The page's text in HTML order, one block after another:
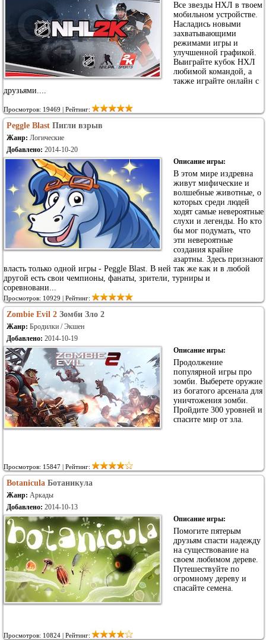
Все звезды НХЛ в твоем
мобильном устройстве.
Насладись новыми
захватывающими
режимами игры и
улучшенной графикой.
Выиграйте кубок НХЛ
любимой командой, а
также играйте онлайн с
друзьями....
Просмотров: 19469 | Рейтинг:
Peggle Blast Пигли взрыв
Жанр: Логические
Добавлено: 2014-10-20
Описание игры:
В этом мире издревна
живут мифические и
волшебные животные, о
которых среди людей
ходят самые невероятные
слухи и легенды. Но кто
бы мог подумать, что
эти невероятные
создания крайне
азартны. Здесь признают
власть только одной игры - Peggle Blast. В ней так же как и в любой
другой есть свои чемпионы, фанаты, зрители, турниры и
соревновани...
Просмотров: 10929 | Рейтинг:
Zombie Evil 2 Зомби Зло 2
Жанр: Бродилки / Экшен
Добавлено: 2014-10-19
Описание игры:
Продолжение
популярной игры про
зомби. Выберете оружие
из богатого арсенала для
уничтожения зомби.
Пройдите 300 уровней и
спасите мир от зла.
Просмотров: 15847 | Рейтинг:
Botanicula Ботаникула
Жанр: Аркады
Добавлено: 2014-10-13
Описание игры:
Помогите пятерым
друзьям спасти надежду
на существование на
своем любимом дереве.
Путешествуйте по
огромному дереву и
спасайте семена.
Просмотров: 10824 | Рейтинг: